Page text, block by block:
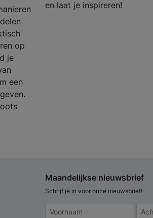
op
je
een
en laat je inspireren!
Maandelijkse nieuwsbrief
Schrijf je in voor onze nieuwsbrief!